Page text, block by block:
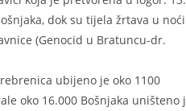
dok su tijela žrtava u noći
(Genocid u Bratuncu-dr.
ubijeno je oko 1100
oko 16.000 Bošnjaka uništeno